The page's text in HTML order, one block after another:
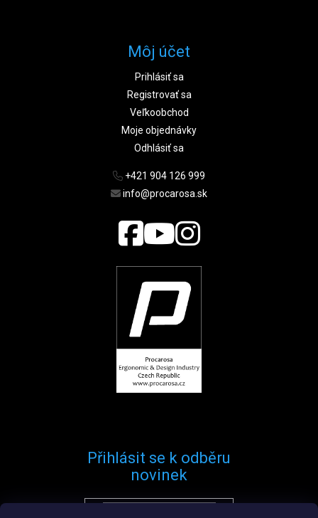
Môj účet
Prihlásiť sa
Registrovať sa
Veľkoobchod
Moje objednávky
Odhlásiť sa
+421 904 126 999
info@procarosa.sk
Přihlásit se k odběru
novinek